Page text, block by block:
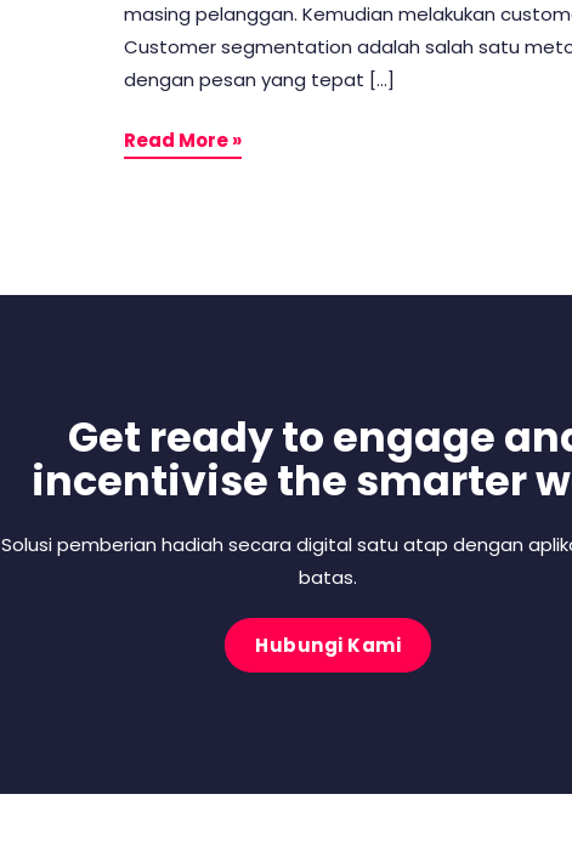
masing pelanggan. Kemudian melakukan
Customer segmentation adalah salah satu
dengan pesan yang tepat […]
Read More »
Get ready to engage
incentivise the smarter
Solusi pemberian hadiah secara digital satu atap dengan
batas.
Hubungi Kami